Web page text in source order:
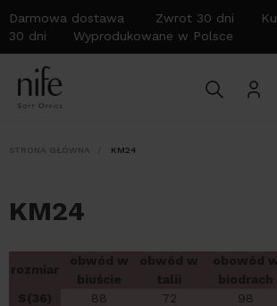
Darmowa dostawa Zwrot 30 dni Kup
30 dni Wyprodukowane w Polsce
STRONA GŁÓWNA KM24
KM24
rozmiar
obwód w
biuście
obwód w
talii
obowód
biodrach
S(36) 88 72 98